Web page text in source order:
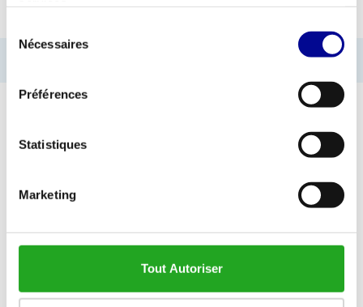
Nécessaires
Préférences
Statistiques
Marketing
Tout Autoriser